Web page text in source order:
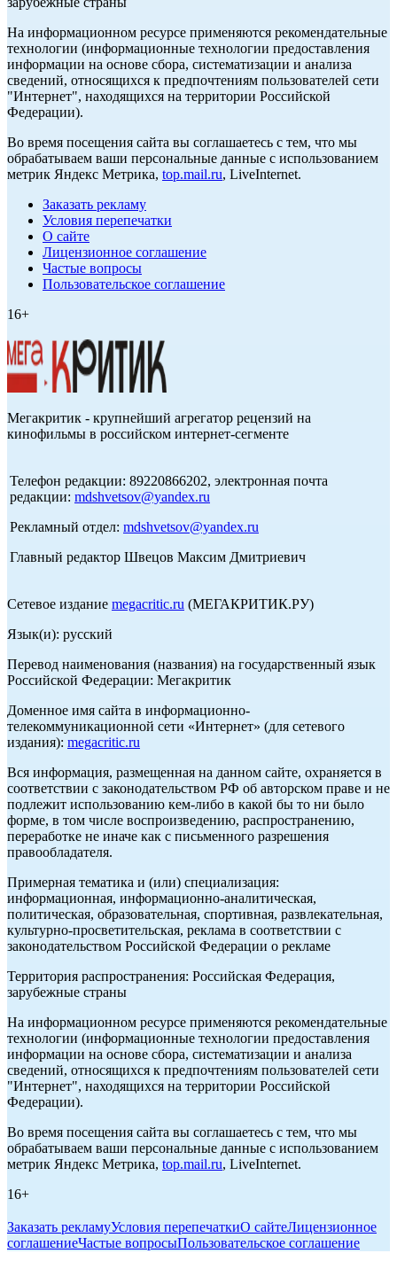
На информационном ресурсе применяются рекомендательные
технологии (информационные технологии предоставления
информации на основе сбора, систематизации и анализа
сведений, относящихся к предпочтениям пользователей сети
"Интернет", находящихся на территории Российской
Федерации).
Во время посещения сайта вы соглашаетесь с тем, что мы
обрабатываем ваши персональные данные с использованием
метрик Яндекс Метрика, top.mail.ru, LiveInternet.
Заказать рекламу
Условия перепечатки
О сайте
Лицензионное соглашение
Частые вопросы
Пользовательское соглашение
16+
Мегакритик - крупнейший агрегатор рецензий на
кинофильмы в российском интернет-сегменте
Телефон редакции: 89220866202, электронная почта
редакции: mdshvetsov@yandex.ru
Рекламный отдел: mdshvetsov@yandex.ru
Главный редактор Швецов Максим Дмитриевич
Сетевое издание megacritic.ru (МЕГАКРИТИК.РУ)
Язык(и): русский
Перевод наименования (названия) на государственный язык
Российской Федерации: Мегакритик
Доменное имя сайта в информационно-
телекоммуникационной сети «Интернет» (для сетевого
издания): megacritic.ru
Вся информация, размещенная на данном сайте, охраняется в
соответствии с законодательством РФ об авторском праве и не
подлежит использованию кем-либо в какой бы то ни было
форме, в том числе воспроизведению, распространению,
переработке не иначе как с письменного разрешения
правообладателя.
Примерная тематика и (или) специализация:
информационная, информационно-аналитическая,
политическая, образовательная, спортивная, развлекательная,
культурно-просветительская, реклама в соответствии с
законодательством Российской Федерации о рекламе
Территория распространения: Российская Федерация,
зарубежные страны
На информационном ресурсе применяются рекомендательные
технологии (информационные технологии предоставления
информации на основе сбора, систематизации и анализа
сведений, относящихся к предпочтениям пользователей сети
"Интернет", находящихся на территории Российской
Федерации).
Во время посещения сайта вы соглашаетесь с тем, что мы
обрабатываем ваши персональные данные с использованием
метрик Яндекс Метрика, top.mail.ru, LiveInternet.
16+
Заказать рекламуУсловия перепечаткиО сайтеЛицензионное
соглашениеЧастые вопросыПользовательское соглашение